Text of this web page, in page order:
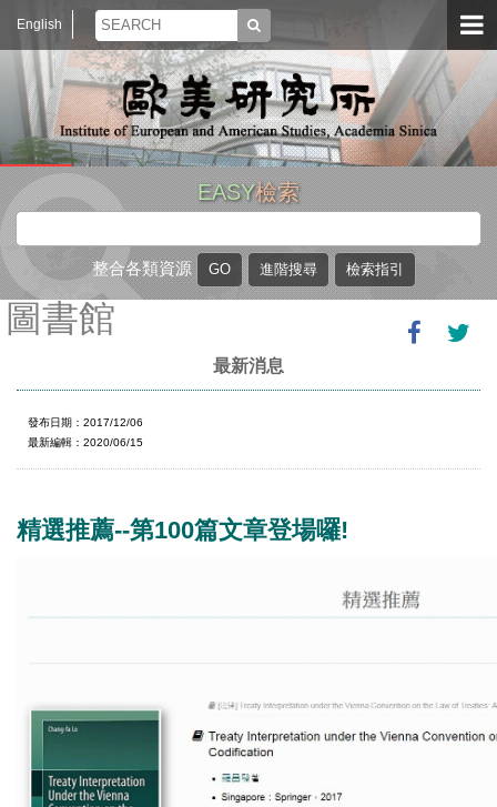
English
EASY檢索
整合各類資源
圖書館
最新消息
發布日期：2017/12/06
最新編輯：2020/06/15
精選推薦--第100篇文章登場囉!